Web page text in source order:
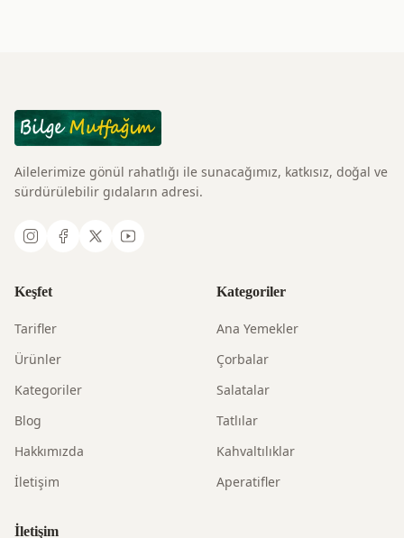
Ailelerimize gönül rahatlığı ile sunacağımız, katkısız, doğal ve
sürdürülebilir gıdaların adresi.
Keşfet
Tarifler
Ürünler
Kategoriler
Blog
Hakkımızda
İletişim
Kategoriler
Ana Yemekler
Çorbalar
Salatalar
Tatlılar
Kahvaltılıklar
Aperatifler
İletişim